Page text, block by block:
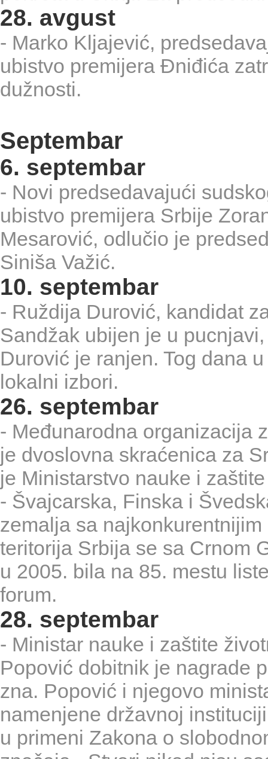
28. avgust
- Marko Kljajević,
ubistvo premijera Đniđića
dužnosti.
Septembar
6. septembar
- Novi predsedavajući
ubistvo premijera Srbije
Mesarović, odlučio je
Siniša Važić.
10. septembar
- Ruždija Durović, kandidat
Sandžak ubijen je u
Durović je ranjen. Tog dana
lokalni izbori.
26. septembar
- Međunarodna organizacija
je dvoslovna skraćenica za
je Ministarstvo nauke i
- Švajcarska, Finska i
zemalja sa
teritorija Srbija se sa Crnom
u 2005. bila na 85. mestu
forum.
28. septembar
- Ministar nauke i zaštite
Popović dobitnik je nagrade
zna. Popović i njegovo
namenjene državnoj
u primeni Zakona o